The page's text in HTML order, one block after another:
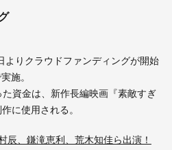
よりクラウドファンディングが開始
施。
た資金は、新作長編映画『素敵すぎ
に使用される。
辰、鎌滝恵利、荒木知佳ら出演！